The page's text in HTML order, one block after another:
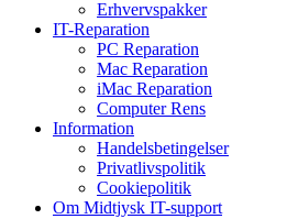
Erhvervspakker
IT-Reparation
PC Reparation
Mac Reparation
iMac Reparation
Computer Rens
Information
Handelsbetingelser
Privatlivspolitik
Cookiepolitik
Om Midtjysk IT-support